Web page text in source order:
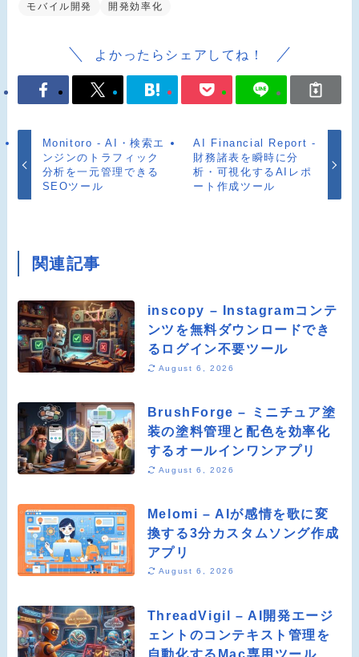
モバイル開発
開発効率化
よかったらシェアしてね！
Monitoro - AI・検索エ
ンジンのトラフィック
分析を一元管理できる
SEOツール
AI Financial Report -
財務諸表を瞬時に分
析・可視化するAIレポ
ート作成ツール
関連記事
inscopy – Instagramコンテ
ンツを無料ダウンロードでき
るログイン不要ツール
August 6, 2026
BrushForge – ミニチュア塗
装の塗料管理と配色を効率化
するオールインワンアプリ
August 6, 2026
Melomi – AIが感情を歌に変
換する3分カスタムソング作成
アプリ
August 6, 2026
ThreadVigil – AI開発エージ
ェントのコンテキスト管理を
自動化するMac専用ツール